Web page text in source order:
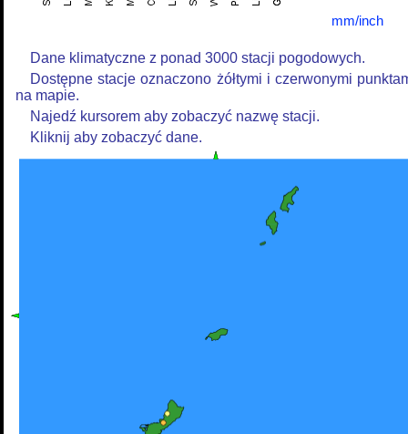
mm/inch
Dane klimatyczne z ponad 3000 stacji pogodowych.
Dostępne stacje oznaczono żółtymi i czerwonymi
na mapie.
Najedź kursorem aby zobaczyć nazwę stacji.
Kliknij aby zobaczyć dane.